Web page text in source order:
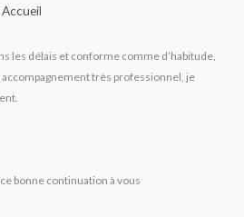
Accueil
les délais et conforme comme d’habitude,
très professionnel, je
bonne continuation à vous